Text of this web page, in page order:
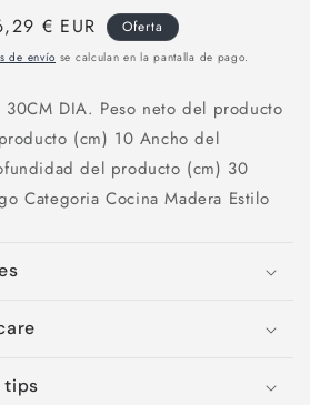
€ EUR Oferta
de envío se calculan en la pantalla de pago.
30CM DIA. Peso neto del producto
(cm) 10 Ancho del
del producto (cm) 30
Categoria Cocina Madera Estilo
tips